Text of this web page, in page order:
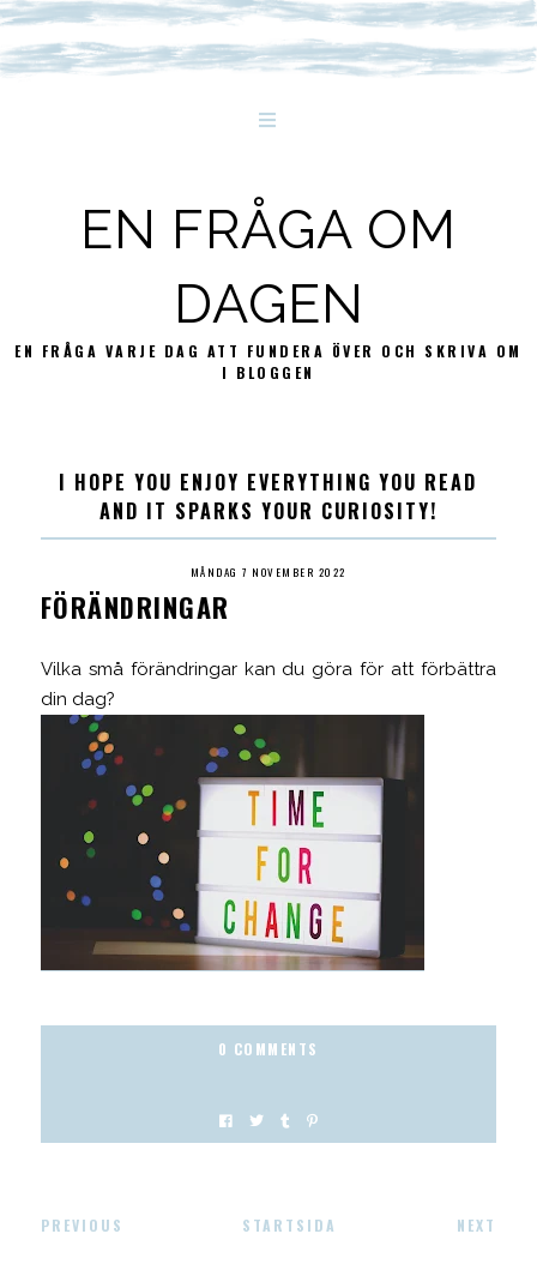
EN FRÅGA OM
DAGEN
EN FRÅGA VARJE DAG ATT FUNDERA ÖVER OCH SKRIVA OM
I BLOGGEN
I HOPE YOU ENJOY EVERYTHING YOU READ
AND IT SPARKS YOUR CURIOSITY!
MÅNDAG 7 NOVEMBER 2022
FÖRÄNDRINGAR
Vilka små förändringar kan du göra för att förbättra
din dag?
0 COMMENTS
PREVIOUS STARTSIDA NEXT